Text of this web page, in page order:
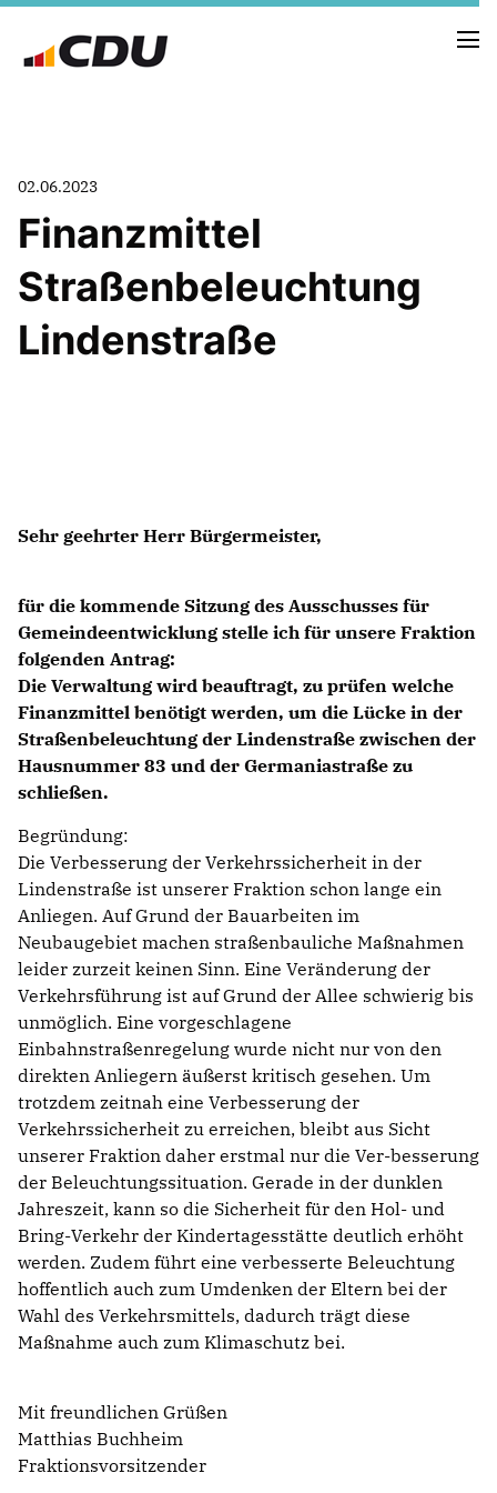
FRAKTION
VORSTAND
RAT
SACHKUNDIGE BÜRGER
SPENDEN
02.06.2023
Finanzmittel
Straßenbeleuchtung
Lindenstraße
Sehr geehrter Herr Bürgermeister,
für die kommende Sitzung des Ausschusses für
Gemeindeentwicklung stelle ich für unsere Fraktion
folgenden Antrag:
Die Verwaltung wird beauftragt, zu prüfen welche
Finanzmittel benötigt werden, um die Lücke in der
Straßenbeleuchtung der Lindenstraße zwischen der
Hausnummer 83 und der Germaniastraße zu
schließen.
Begründung:
Die Verbesserung der Verkehrssicherheit in der
Lindenstraße ist unserer Fraktion schon lange ein
Anliegen. Auf Grund der Bauarbeiten im
Neubaugebiet machen straßenbauliche Maßnahmen
leider zurzeit keinen Sinn. Eine Veränderung der
Verkehrsführung ist auf Grund der Allee schwierig bis
unmöglich. Eine vorgeschlagene
Einbahnstraßenregelung wurde nicht nur von den
direkten Anliegern äußerst kritisch gesehen. Um
trotzdem zeitnah eine Verbesserung der
Verkehrssicherheit zu erreichen, bleibt aus Sicht
unserer Fraktion daher erstmal nur die Ver-besserung
der Beleuchtungssituation. Gerade in der dunklen
Jahreszeit, kann so die Sicherheit für den Hol- und
Bring-Verkehr der Kindertagesstätte deutlich erhöht
werden. Zudem führt eine verbesserte Beleuchtung
hoffentlich auch zum Umdenken der Eltern bei der
Wahl des Verkehrsmittels, dadurch trägt diese
Maßnahme auch zum Klimaschutz bei.
Mit freundlichen Grüßen
Matthias Buchheim
Fraktionsvorsitzender